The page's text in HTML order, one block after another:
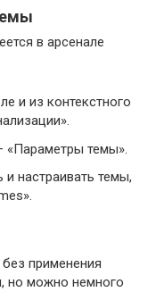
в арсенале
и из контекстного
«Параметры темы».
настраивать темы,
применения
но можно немного